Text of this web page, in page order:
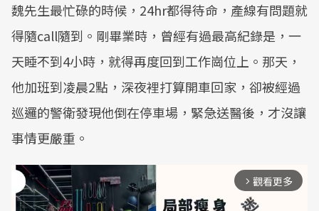
魏先生最忙碌的時候，24hr都得待命，產線有問題就
得隨call隨到。剛畢業時，曾經有過最高紀錄是，一
天睡不到4小時，就得再度回到工作崗位上。那天，
他加班到凌晨2點，深夜裡打算開車回家，卻被經過
巡邏的警衛發現他倒在停車場，緊急送醫後，才沒讓
事情更嚴重。
arrow_forward_ios 觀看更多